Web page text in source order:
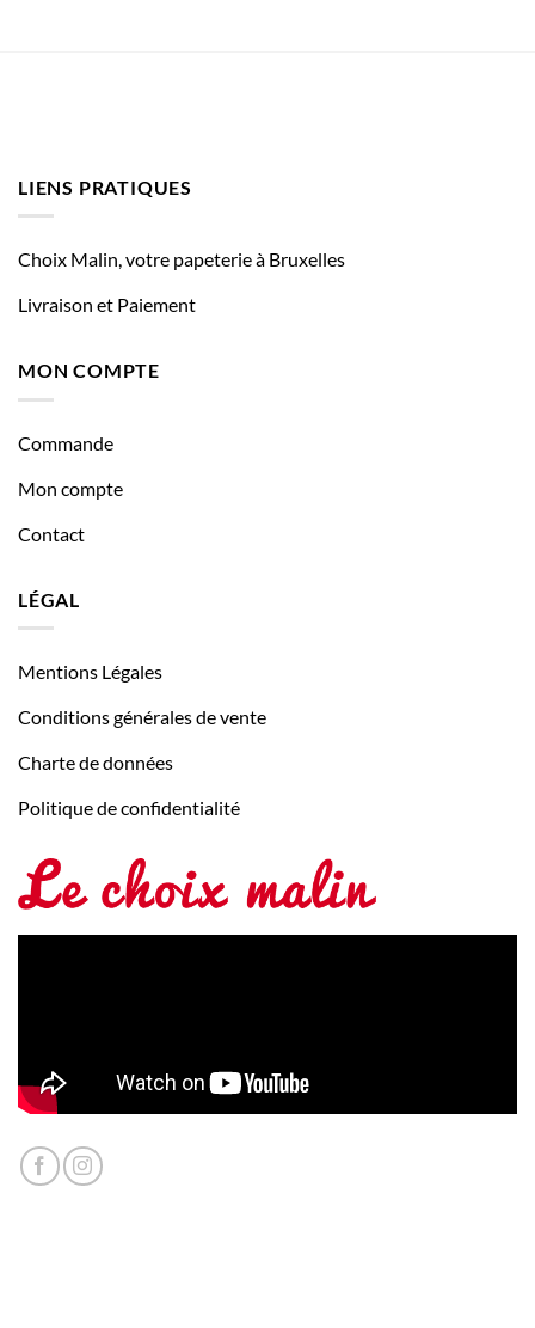
LIENS PRATIQUES
Choix Malin, votre papeterie à Bruxelles
Livraison et Paiement
MON COMPTE
Commande
Mon compte
Contact
LÉGAL
Mentions Légales
Conditions générales de vente
Charte de données
Politique de confidentialité